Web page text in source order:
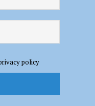
mascherine: “Ostacolati
la
policy